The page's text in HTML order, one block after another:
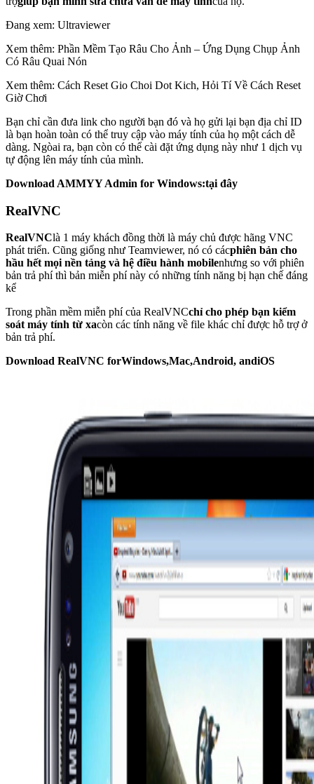
Đang xem: Ultraviewer
Xem thêm: Phần Mềm Tạo Râu Cho Ảnh – Ứng Dụng Chụp Ảnh
Có Râu Quai Nón
Xem thêm: Cách Reset Gio Choi Dot Kich, Hỏi Tí Về Cách Reset
Giờ Chơi
Bạn chỉ cần đưa link cho người bạn đó và họ gửi lại bạn địa chỉ ID
là bạn hoàn toàn có thể truy cập vào máy tính của họ một cách dễ
dàng. Ngòai ra, bạn còn có thể cài đặt ứng dụng này như 1 dịch vụ
tự động lên máy tính của mình.
Download AMMYY Admin for Windows:tại đây
RealVNC
RealVNClà 1 máy khách đồng thời là máy chủ được hãng VNC
phát triển. Cũng giống như Teamviewer, nó có cácphiên bản cho
hầu hết mọi nền tảng và hệ điều hành mobilenhưng so với phiên
bản trả phí thì bản miễn phí này có những tính năng bị hạn chế đáng
kể
Trong phần mềm miễn phí của RealVNCchỉ cho phép bạn kiểm
soát máy tính từ xacòn các tính năng về file khác chỉ được hỗ trợ ở
bản trả phí.
Download RealVNC forWindows,Mac,Android, andiOS